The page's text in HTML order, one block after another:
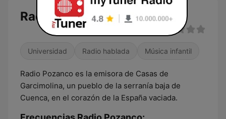
Radio Pozanco en directo
Universidad Radio hablada Música infantil
Radio Pozanco es la emisora de Casas de
Garcimolina, un pueblo de la serranía baja de
Cuenca, en el corazón de la España vaciada.